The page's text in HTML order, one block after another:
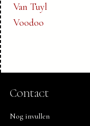
Van Tuyl
Voodoo
Contact
Nog invullen